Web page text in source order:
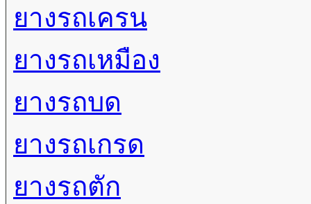
ยางรถเครน
ยางรถเหมือง
ยางรถบด
ยางรถเกรด
ยางรถตัก